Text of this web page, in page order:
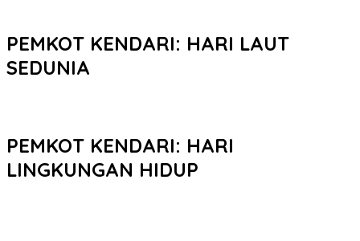
PEMKOT KENDARI: HARI LAUT
SEDUNIA
PEMKOT KENDARI: HARI
LINGKUNGAN HIDUP